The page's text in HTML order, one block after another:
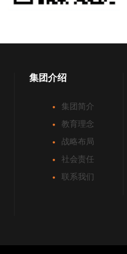
集团介绍
集团简介
教育理念
战略布局
社会责任
联系我们